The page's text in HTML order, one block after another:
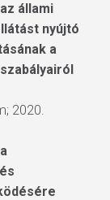
állami
nyújtó
a
2020.